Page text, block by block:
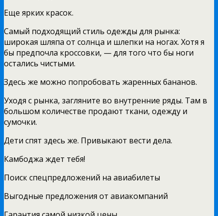
Еще ярких красок.
Самый подходящий стиль одежды для рынка:
широкая шляпа от солнца и шлепки на ногах. Хотя я
бы предпочла кроссовки, — для того что бы ноги
остались чистыми.
Здесь же можно попробовать жаренных бананов.
Уходя с рынка, загляните во внутренние ряды. Там в
большом количестве продают ткани, одежду и
сумочки.
Дети спят здесь же. Привыкают вести дела.
Камбоджа ждет тебя!
Поиск спецпредложений на авиабилеты
Выгодные предложения от авиакомпаний